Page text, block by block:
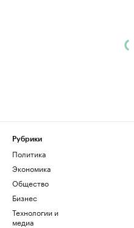
Рубрики
Политика
Экономика
Общество
Бизнес
Технологии и
медиа